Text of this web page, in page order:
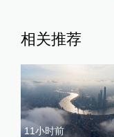
相关推荐
11小时前